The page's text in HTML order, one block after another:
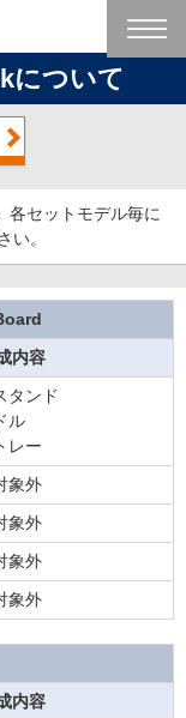
について
各セットモデル毎に
い。
内容
タンド
ル
レー
象外
象外
象外
象外
内容